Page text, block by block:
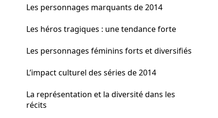
Les personnages marquants de 2014
Les héros tragiques : une tendance forte
Les personnages féminins forts et diversifiés
L’impact culturel des séries de 2014
La représentation et la diversité dans les
récits